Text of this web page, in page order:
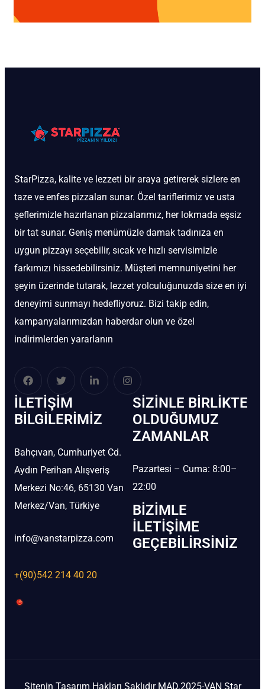
StarPizza, kalite ve lezzeti bir araya getirerek sizlere en
taze ve enfes pizzaları sunar. Özel tariflerimiz ve usta
şeflerimizle hazırlanan pizzalarımız, her lokmada eşsiz
bir tat sunar. Geniş menümüzle damak tadınıza en
uygun pizzayı seçebilir, sıcak ve hızlı servisimizle
farkımızı hissedebilirsiniz. Müşteri memnuniyetini her
şeyin üzerinde tutarak, lezzet yolculuğunuzda size en iyi
deneyimi sunmayı hedefliyoruz. Bizi takip edin,
kampanyalarımızdan haberdar olun ve özel
indirimlerden yararlanın
İLETIŞIM
BİLGILERIMIZ
Bahçıvan, Cumhuriyet Cd.
Aydın Perihan Alışveriş
Merkezi No:46, 65130 Van
Merkez/Van, Türkiye
info@vanstarpizza.com
+(90)542 214 40 20
SIZINLE BIRLIKTE
OLDUĞUMUZ
ZAMANLAR
Pazartesi – Cuma: 8:00–
22:00
BIZIMLE
İLETIŞIME
GEÇEBILIRSINIZ
Sitenin Tasarım Hakları Saklıdır MAD.2025-VAN Star